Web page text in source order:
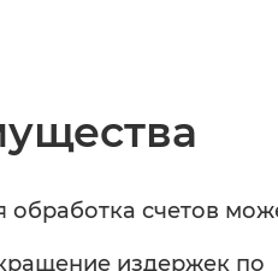
обработка счетов
издержек по